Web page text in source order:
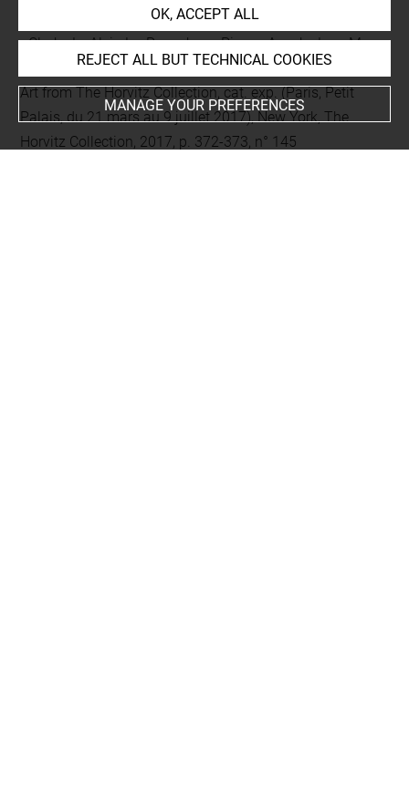
Comparative literature
- Clark, Jr., Alvin L. ; Rosenberg, Pierre ; Avock, Jane Mac
(dir.), Tradition & Transitions. Eighteenth-Century French
Art from The Horvitz Collection, cat. exp. (Paris, Petit
Palais, du 21 mars au 9 juillet 2017), New York, The
Horvitz Collection, 2017, p. 372-373, n° 145
OK, ACCEPT ALL
REJECT ALL BUT TECHNICAL COOKIES
MANAGE YOUR PREFERENCES